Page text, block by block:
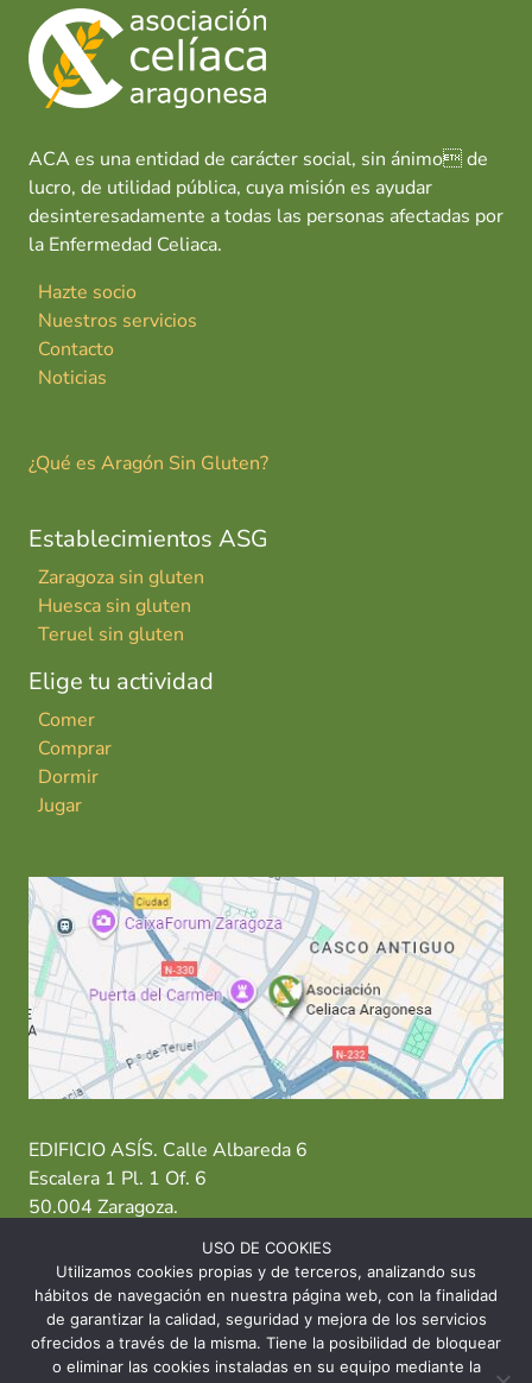
ACA es una entidad de carácter social, sin ánimo de
lucro, de utilidad pública, cuya misión es ayudar
desinteresadamente a todas las personas afectadas por
la Enfermedad Celiaca.
Hazte socio
Nuestros servicios
Contacto
Noticias
¿Qué es Aragón Sin Gluten?
Establecimientos ASG
Zaragoza sin gluten
Huesca sin gluten
Teruel sin gluten
Elige tu actividad
Comer
Comprar
Dormir
Jugar
EDIFICIO ASÍS. Calle Albareda 6
Escalera 1 Pl. 1 Of. 6
50.004 Zaragoza.
T: 976 484 949 M: 635 638 563
Sede Zaragoza·Sede Huesca· Sede Teruel
USO DE COOKIES
Utilizamos cookies propias y de terceros, analizando sus
hábitos de navegación en nuestra página web, con la finalidad
de garantizar la calidad, seguridad y mejora de los servicios
ofrecidos a través de la misma. Tiene la posibilidad de bloquear
o eliminar las cookies instaladas en su equipo mediante la